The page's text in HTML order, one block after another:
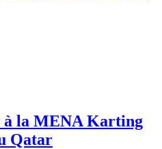
la MENA Karting
Qatar